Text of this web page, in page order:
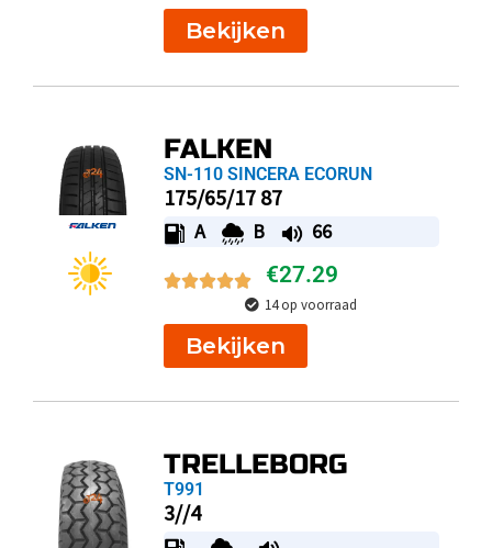
Bekijken
FALKEN
SN-110 SINCERA ECORUN
175/65/17 87
A B 66
€27.29
14 op voorraad
Bekijken
TRELLEBORG
T991
3//4